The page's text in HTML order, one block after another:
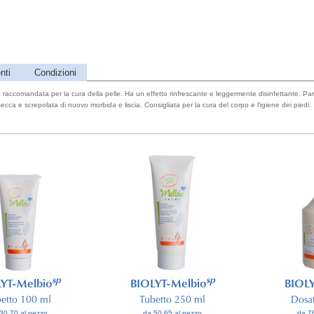
Condizioni
raccomandata per la cura della pelle. Ha un effetto rinfrescante e leggermente disinfettante.
e screpolata di nuovo morbida e liscia. Consigliata per la cura del corpo e l’igiene dei piedi.
Melbiosp
100 ml
BIOLYT-Melbiosp
Tubetto 250 ml